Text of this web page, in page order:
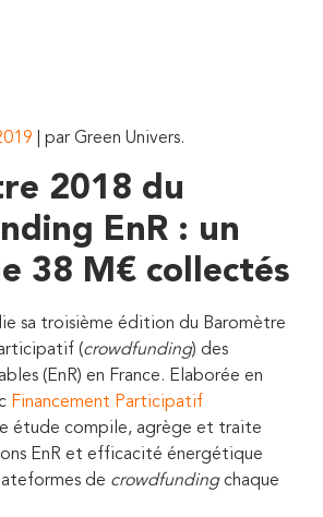
| par Green Univers.
2018 du
EnR : un
38 M€ collectés
sa troisième édition du Baromètre
(crowdfunding) des
(EnR) en France. Elaborée en
Financement Participatif
étude compile, agrège et traite
EnR et efficacité énergétique
de crowdfunding chaque